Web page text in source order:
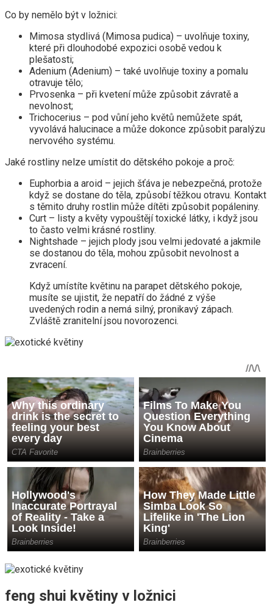
Co by nemělo být v ložnici:
Mimosa stydlivá (Mimosa pudica) – uvolňuje toxiny,
které při dlouhodobé expozici osobě vedou k
plešatosti;
Adenium (Adenium) – také uvolňuje toxiny a pomalu
otravuje tělo;
Prvosenka – při kvetení může způsobit závratě a
nevolnost;
Trichocerius – pod vůní jeho květů nemůžete spát,
vyvolává halucinace a může dokonce způsobit paralýzu
nervového systému.
Jaké rostliny nelze umístit do dětského pokoje a proč:
Euphorbia a aroid – jejich šťáva je nebezpečná, protože
když se dostane do těla, způsobí těžkou otravu. Kontakt
s těmito druhy rostlin může dítěti způsobit popáleniny.
Curt – listy a květy vypouštějí toxické látky, i když jsou
to často velmi krásné rostliny.
Nightshade – jejich plody jsou velmi jedovaté a jakmile
se dostanou do těla, mohou způsobit nevolnost a
zvracení.
Když umístíte květinu na parapet dětského pokoje,
musíte se ujistit, že nepatří do žádné z výše
uvedených rodin a nemá silný, pronikavý zápach.
Zvláště zranitelní jsou novorozenci.
feng shui květiny v ložnici